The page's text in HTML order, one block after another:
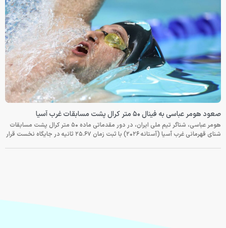
صعود هومر عباسی به فینال ۵۰ متر کرال پشت مسابقات غرب آسیا
هومر عباسی، شناگر تیم ملی ایران، در دور مقدماتی ماده ۵۰ متر کرال پشت مسابقات
شنای قهرمانی غرب آسیا (آستانه ۲۰۲۶) با ثبت زمان ۲۵.۶۷ ثانیه در جایگاه نخست قرار